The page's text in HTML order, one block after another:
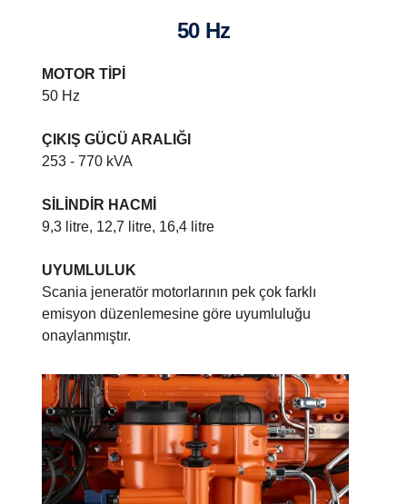
50 Hz
MOTOR TİPİ
50 Hz
ÇIKIŞ GÜCÜ ARALIĞI
253 - 770 kVA
SİLİNDİR HACMİ
9,3 litre, 12,7 litre, 16,4 litre
UYUMLULUK
Scania jeneratör motorlarının pek çok farklı
emisyon düzenlemesine göre uyumluluğu
onaylanmıştır.